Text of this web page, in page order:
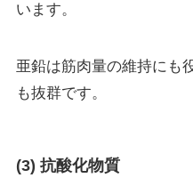
います。
亜鉛は筋肉量の維持にも
も抜群です。
(3) 抗酸化物質